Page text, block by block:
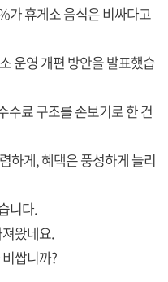
가 휴게소 음식은 비싸다고
운영 개편 방안을 발표했습
수료 구조를 손보기로 한 건
하게, 혜택은 풍성하게 늘리
니다.
왔네요.
쌉니까?